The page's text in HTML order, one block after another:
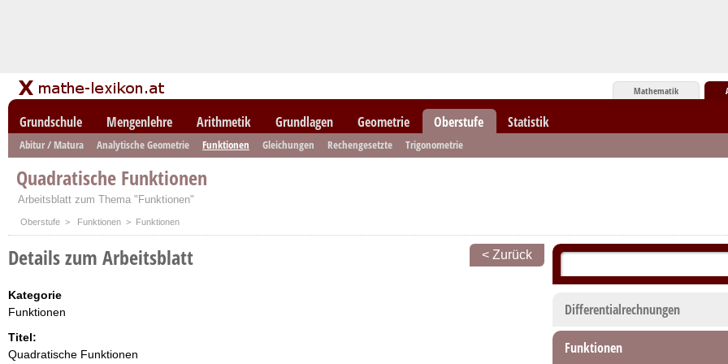
Mathematik
Grundschule Mengenlehre Arithmetik Grundlagen Geometrie Oberstufe Statistik
Abitur / Matura Analytische Geometrie Funktionen Gleichungen Rechengesetzte Trigonometrie
Quadratische Funktionen
Arbeitsblatt zum Thema "Funktionen"
Oberstufe > Funktionen > Funktionen
< Zurück
Details zum Arbeitsblatt
Kategorie
Funktionen
Titel:
Quadratische Funktionen
Differentialrechnungen
Funktionen